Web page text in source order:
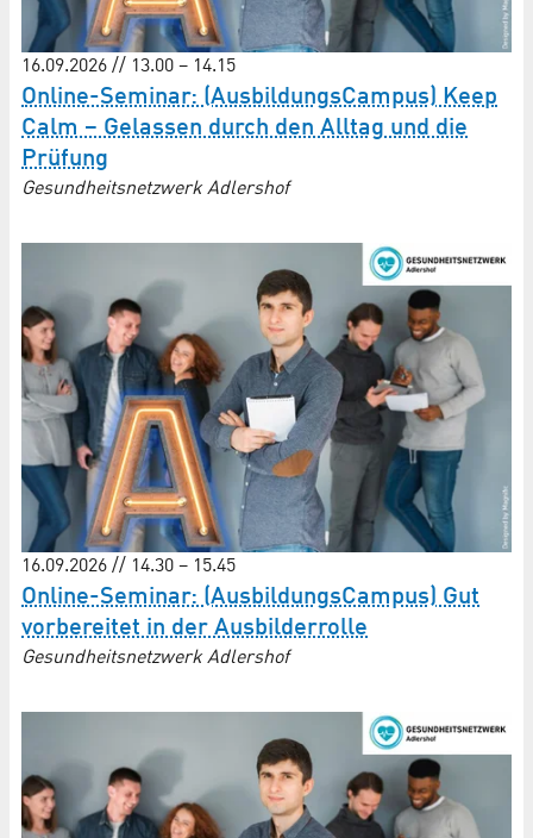
16.09.2026 // 13.00 – 14.15
Online-Seminar: (AusbildungsCampus) Keep
Calm – Gelassen durch den Alltag und die
Prüfung
Gesundheitsnetzwerk Adlershof
16.09.2026 // 14.30 – 15.45
Online-Seminar: (AusbildungsCampus) Gut
vorbereitet in der Ausbilderrolle
Gesundheitsnetzwerk Adlershof